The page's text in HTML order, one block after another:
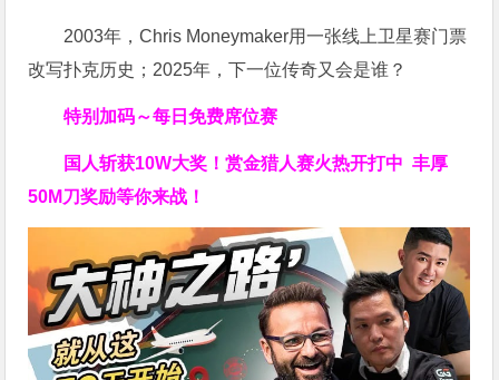
2003年，Chris Moneymaker用一张线上卫星赛门票
改写扑克历史；2025年，下一位传奇又会是谁？
特别加码～每日免费席位赛
国人斩获10W大奖！赏金猎人赛火热开打中 丰厚
50M刀奖励等你来战！